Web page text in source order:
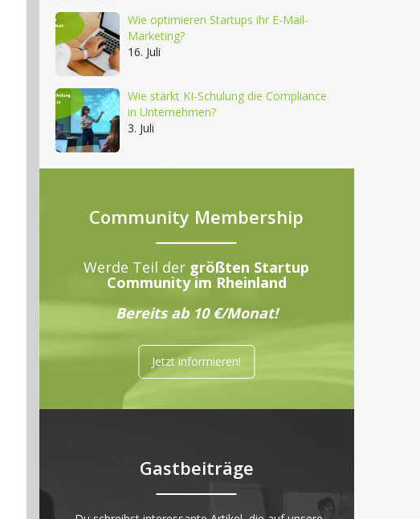
Wie optimieren Startups ihr E-Mail-
Marketing?
16. Juli
Wie stärkt KI-Schulung die Compliance
in Unternehmen?
3. Juli
Community Membership
Werde Teil der größten Startup
Community im Rheinland
Bereits ab 10 €/Monat!
Jetzt informieren!
Gastbeiträge